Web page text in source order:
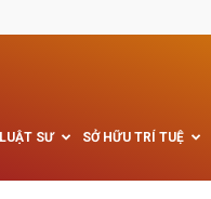
LUẬT SƯ SỞ HỮU TRÍ TUỆ